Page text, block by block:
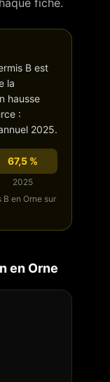
fiche.
B est
la
hausse
:
2025.
67,5%
2025
B en Orne sur
en Orne